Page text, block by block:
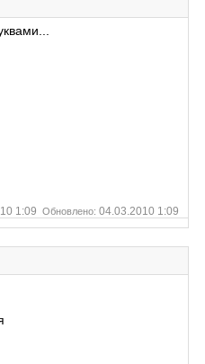
1:09 Обновлено: 04.03.2010 1:09